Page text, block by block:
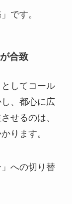
です。
合致
してコール
、都心に広
せるのは、
ります。
への切り替